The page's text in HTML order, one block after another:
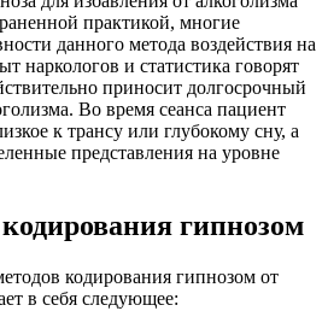
практикой, многие
данного метода воздействия на
наркологов и статистика говорят
приносит долгосрочный
Во время сеанса пациент
к трансу или глубокому сну, а
представления на уровне
гипнозом
кодирования гипнозом от
в себя следующее: